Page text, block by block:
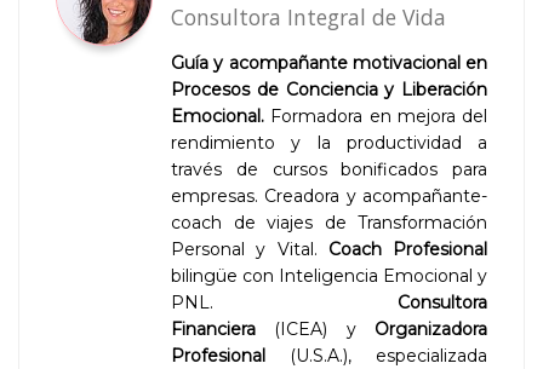
Consultora Integral de Vida
Guía y acompañante motivacional en
Procesos de Conciencia y Liberación
Emocional. Formadora en mejora del
rendimiento y la productividad a
través de cursos bonificados para
empresas. Creadora y acompañante-
coach de viajes de Transformación
Personal y Vital. Coach Profesional
bilingüe con Inteligencia Emocional y
PNL. Consultora
Financiera (ICEA) y Organizadora
Profesional (U.S.A.), especializada